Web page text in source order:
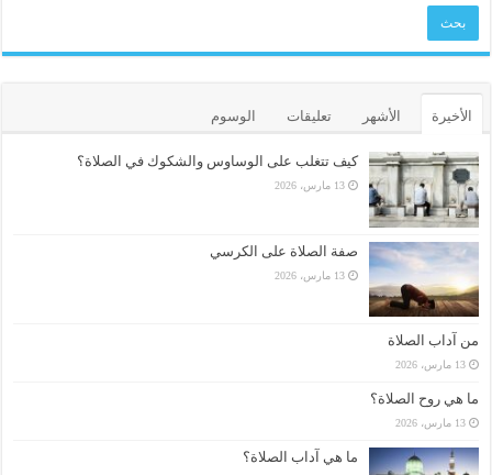
الأخيرة الأشهر تعليقات الوسوم
كيف تتغلب على الوساوس والشكوك في الصلاة؟
13 مارس، 2026
صفة الصلاة على الكرسي
13 مارس، 2026
من آداب الصلاة
13 مارس، 2026
ما هي روح الصلاة؟
13 مارس، 2026
ما هي آداب الصلاة؟